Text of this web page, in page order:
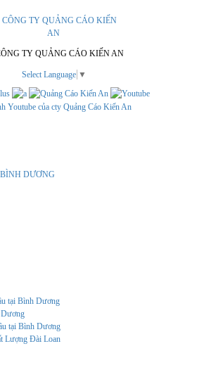
Select Language ▼
DƯƠNG
tại Bình Dương
Dương
tại Bình Dương
Lượng Đài Loan